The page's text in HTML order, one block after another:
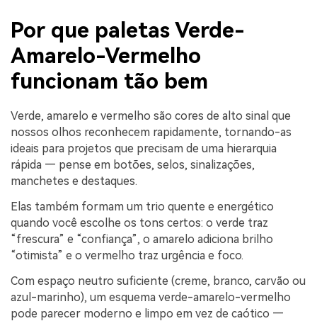
Por que paletas Verde-
Amarelo-Vermelho
funcionam tão bem
Verde, amarelo e vermelho são cores de alto sinal que
nossos olhos reconhecem rapidamente, tornando-as
ideais para projetos que precisam de uma hierarquia
rápida — pense em botões, selos, sinalizações,
manchetes e destaques.
Elas também formam um trio quente e energético
quando você escolhe os tons certos: o verde traz
“frescura” e “confiança”, o amarelo adiciona brilho
“otimista” e o vermelho traz urgência e foco.
Com espaço neutro suficiente (creme, branco, carvão ou
azul-marinho), um esquema verde-amarelo-vermelho
pode parecer moderno e limpo em vez de caótico —